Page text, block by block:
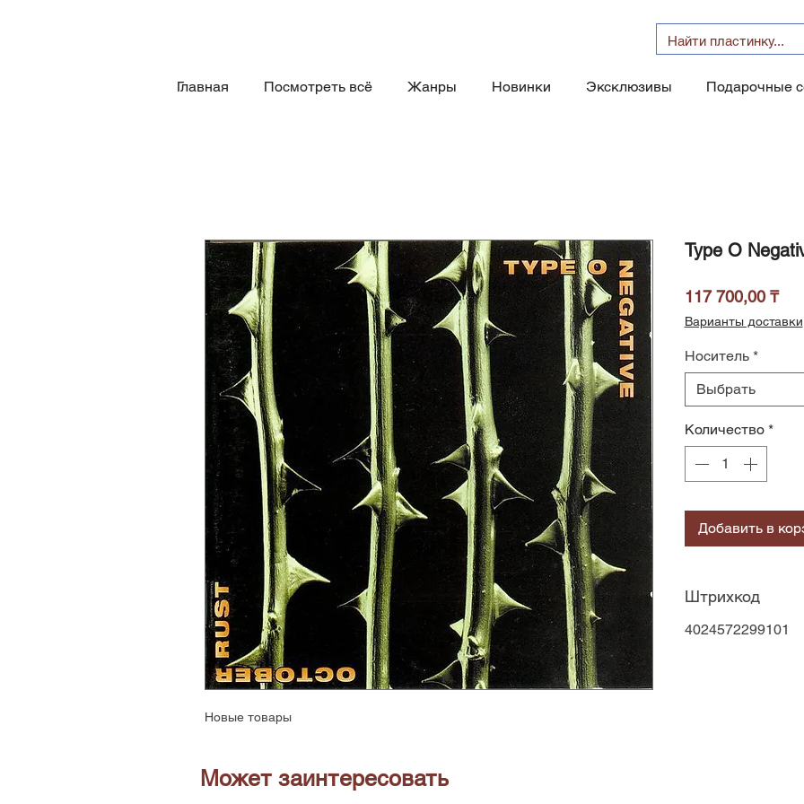
Главная Посмотреть всё Жанры Новинки Эксклюзивы Подарочные
Новые товары
Type O
117 700,00 ₸
Варианты доставки
Носитель *
Выбрать
Количество *
Добавить в
Штрихкод
4024572299101
Может заинтересовать